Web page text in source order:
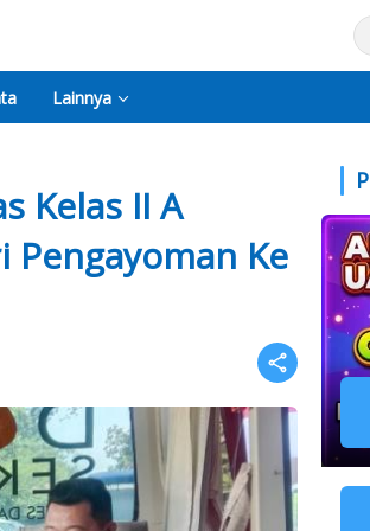
Lainnya
Kelas II A
Pengayoman Ke